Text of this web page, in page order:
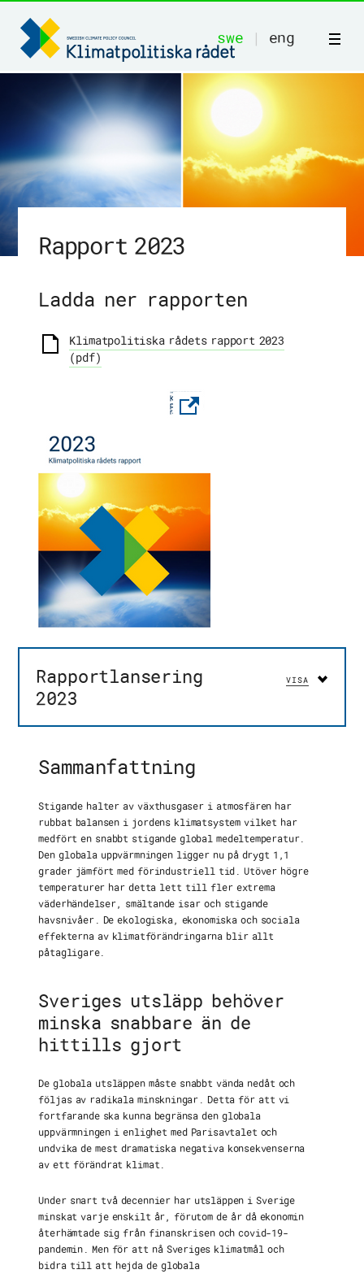
swe | eng
Start
Om oss
Publikationer
Rekommendationer
Vår metod
Rapport 2023
Ladda ner rapporten
Klimatpolitiska rådets rapport 2023
(pdf)
Rapportlansering
2023
VISA
Sammanfattning
Stigande halter av växthusgaser i atmosfären har
rubbat balansen i jordens klimatsystem vilket har
medfört en snabbt stigande global medeltemperatur.
Den globala uppvärmningen ligger nu på drygt 1,1
grader jämfört med förindustriell tid. Utöver högre
temperaturer har detta lett till fler extrema
väderhändelser, smältande isar och stigande
havsnivåer. De ekologiska, ekonomiska och sociala
effekterna av klimatförändringarna blir allt
påtagligare.
Sveriges utsläpp behöver
minska snabbare än de
hittills gjort
De globala utsläppen måste snabbt vända nedåt och
följas av radikala minskningar. Detta för att vi
fortfarande ska kunna begränsa den globala
uppvärmningen i enlighet med Parisavtalet och
undvika de mest dramatiska negativa konsekvenserna
av ett förändrat klimat.
Under snart två decennier har utsläppen i Sverige
minskat varje enskilt år, förutom de år då ekonomin
återhämtade sig från finanskrisen och covid-19-
pandemin. Men för att nå Sveriges klimatmål och
bidra till att hejda de globala